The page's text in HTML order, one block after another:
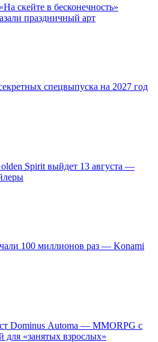
скейте в бесконечность»
праздничный арт
спецвыпуска на 2027 год
Spirit выйдет 13 августа —
100 миллионов раз — Konami
Dominus Automa — MMORPG с
для «занятых взрослых»